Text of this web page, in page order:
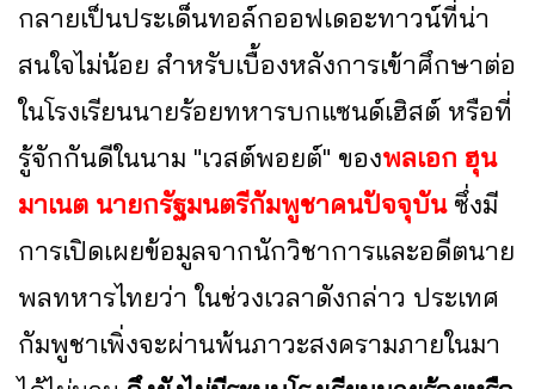
กลายเป็นประเด็นทอล์กออฟเดอะทาวน์ที่น่า
สนใจไม่น้อย สำหรับเบื้องหลังการเข้าศึกษาต่อ
ในโรงเรียนนายร้อยทหารบกแซนด์เฮิสต์ หรือที่
รู้จักกันดีในนาม "เวสต์พอยต์" ของพลเอก ฮุน
มาเนต นายกรัฐมนตรีกัมพูชาคนปัจจุบัน ซึ่งมี
การเปิดเผยข้อมูลจากนักวิชาการและอดีตนาย
พลทหารไทยว่า ในช่วงเวลาดังกล่าว ประเทศ
กัมพูชาเพิ่งจะผ่านพ้นภาวะสงครามภายในมา